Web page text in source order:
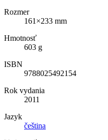
Rozmer
161×233 mm
Hmotnosť
603 g
ISBN
9788025492154
Rok vydania
2011
Jazyk
čeština